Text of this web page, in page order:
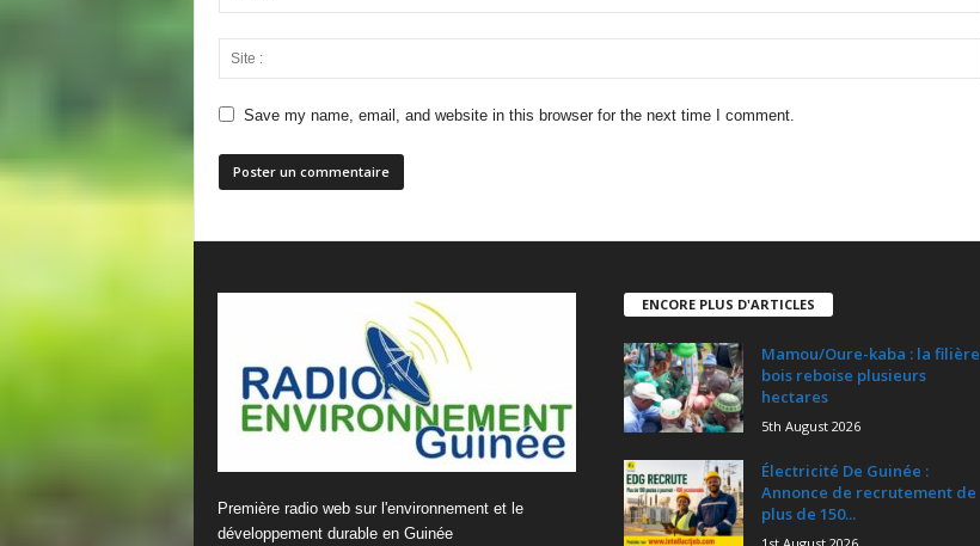
Save my name, email, and website in this browser for the next time I comment.
Première radio web sur l'environnement et le
développement durable en Guinée
ENCORE PLUS D'ARTICLES
Mamou/Oure-kaba : la filière
bois reboise plusieurs
hectares
5th August 2026
Électricité De Guinée :
Annonce de recrutement de
plus de 150...